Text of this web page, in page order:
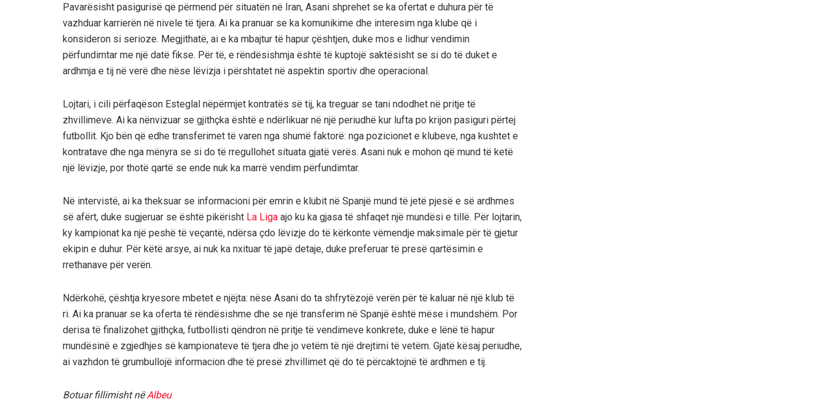
Pavarësisht pasigurisë që përmend për situatën në Iran, Asani shprehet se ka ofertat e duhura për të
vazhduar karrierën në nivele të tjera. Ai ka pranuar se ka komunikime dhe interesim nga klube që i
konsideron si serioze. Megjithatë, ai e ka mbajtur të hapur çështjen, duke mos e lidhur vendimin
përfundimtar me një datë fikse. Për të, e rëndësishmja është të kuptojë saktësisht se si do të duket e
ardhmja e tij në verë dhe nëse lëvizja i përshtatet në aspektin sportiv dhe operacional.
Lojtari, i cili përfaqëson Esteglal nëpërmjet kontratës së tij, ka treguar se tani ndodhet në pritje të
zhvillimeve. Ai ka nënvizuar se gjithçka është e ndërlikuar në një periudhë kur lufta po krijon pasiguri përtej
futbollit. Kjo bën që edhe transferimet të varen nga shumë faktorë: nga pozicionet e klubeve, nga kushtet e
kontratave dhe nga mënyra se si do të rregullohet situata gjatë verës. Asani nuk e mohon që mund të ketë
një lëvizje, por thotë qartë se ende nuk ka marrë vendim përfundimtar.
Në intervistë, ai ka theksuar se informacioni për emrin e klubit në Spanjë mund të jetë pjesë e së ardhmes
së afërt, duke sugjeruar se është pikërisht La Liga ajo ku ka gjasa të shfaqet një mundësi e tillë. Për lojtarin,
ky kampionat ka një peshë të veçantë, ndërsa çdo lëvizje do të kërkonte vëmendje maksimale për të gjetur
ekipin e duhur. Për këtë arsye, ai nuk ka nxituar të japë detaje, duke preferuar të presë qartësimin e
rrethanave për verën.
Ndërkohë, çështja kryesore mbetet e njëjta: nëse Asani do ta shfrytëzojë verën për të kaluar në një klub të
ri. Ai ka pranuar se ka oferta të rëndësishme dhe se një transferim në Spanjë është mëse i mundshëm. Por
derisa të finalizohet gjithçka, futbollisti qëndron në pritje të vendimeve konkrete, duke e lënë të hapur
mundësinë e zgjedhjes së kampionateve të tjera dhe jo vetëm të një drejtimi të vetëm. Gjatë kësaj periudhe,
ai vazhdon të grumbullojë informacion dhe të presë zhvillimet që do të përcaktojnë të ardhmen e tij.
Botuar fillimisht nëAlbeu